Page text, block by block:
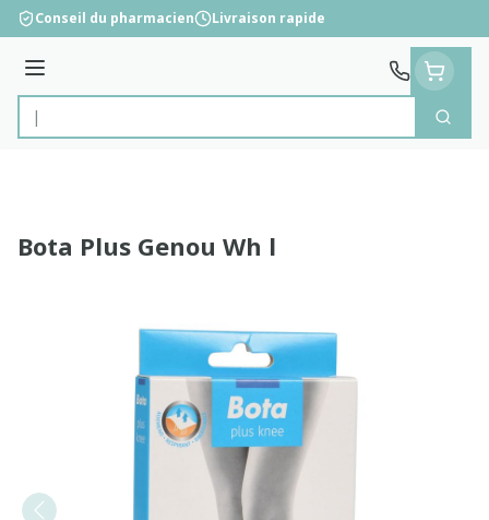
Aller au contenu
Conseil du pharmacien Livraison rapide
Menu
Rechercher
Bota Plus Genou Wh l